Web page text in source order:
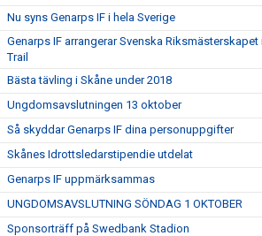
Nu syns Genarps IF i hela Sverige
Genarps IF arrangerar Svenska Riksmästerskapet
Trail
Bästa tävling i Skåne under 2018
Ungdomsavslutningen 13 oktober
Så skyddar Genarps IF dina personuppgifter
Skånes Idrottsledarstipendie utdelat
Genarps IF uppmärksammas
UNGDOMSAVSLUTNING SÖNDAG 1 OKTOBER
Sponsorträff på Swedbank Stadion